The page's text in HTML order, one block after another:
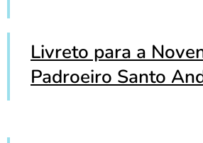
Livreto para a
Padroeiro Santo